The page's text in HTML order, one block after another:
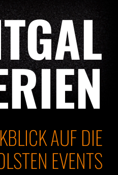
AUF DIE
EVENTS